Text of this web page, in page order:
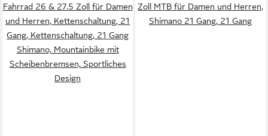
Fahrrad 26 & 27.5 Zoll für Damen
und Herren, Kettenschaltung, 21
Gang, Kettenschaltung, 21 Gang
Shimano, Mountainbike mit
Scheibenbremsen, Sportliches
Design
Zoll MTB für Damen und Herren,
Shimano 21 Gang, 21 Gang